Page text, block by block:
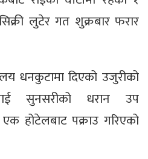
लुटेर गत शुक्रबार फरार
धनकुटामा दिएको उजुरीको
सुनसरीको धरान उप
होटेलबाट पक्राउ गरिएको